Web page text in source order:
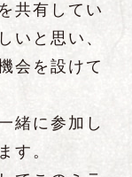
共有してい
いと思い、
会を設けて
緒に参加し
す。